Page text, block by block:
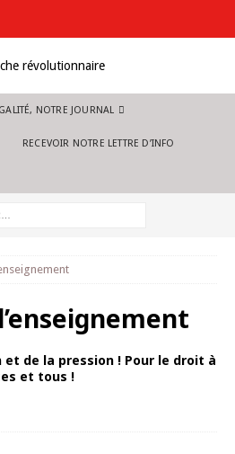
NOTRE JOURNAL
RECEVOIR NOTRE LETTRE D’INFO
de la pression ! Pour le droit à
et tous !